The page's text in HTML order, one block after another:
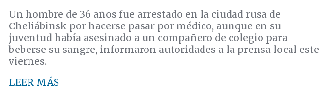
Un hombre de 36 años fue arrestado en la ciudad rusa de
Cheliábinsk por hacerse pasar por médico, aunque en su
juventud había asesinado a un compañero de colegio para
beberse su sangre, informaron autoridades a la prensa local este
viernes.
LEER MÁS